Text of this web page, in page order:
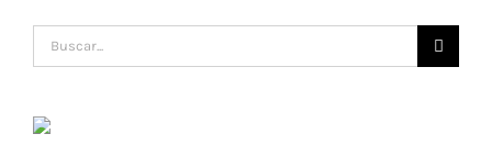
Buscar: